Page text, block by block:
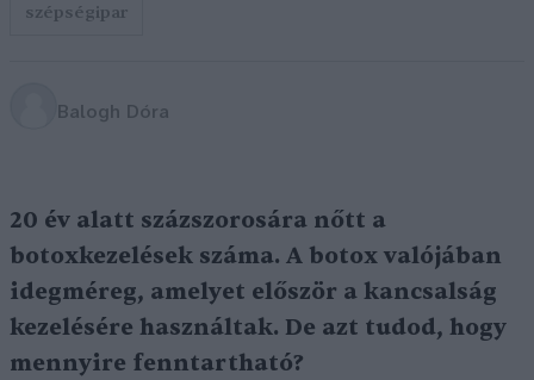
szépségipar
Balogh Dóra
20 év alatt százszorosára nőtt a
botoxkezelések száma. A botox valójában
idegméreg, amelyet először a kancsalság
kezelésére használtak. De azt tudod, hogy
mennyire fenntartható?